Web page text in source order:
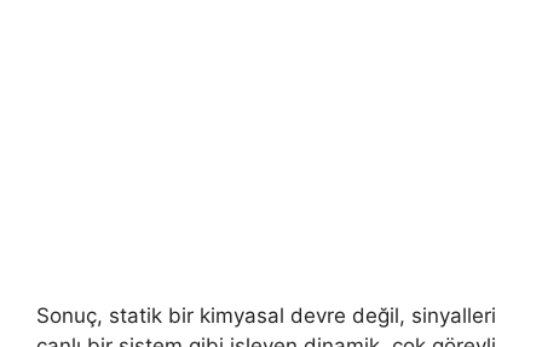
Sonuç, statik bir kimyasal devre değil, sinyalleri